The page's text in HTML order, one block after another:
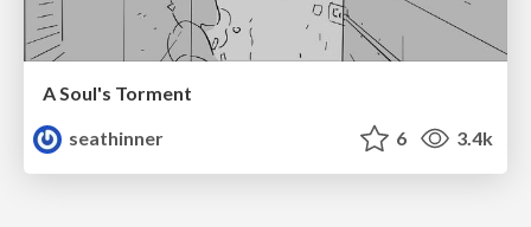
A Soul's Torment
seathinner
6 3.4k